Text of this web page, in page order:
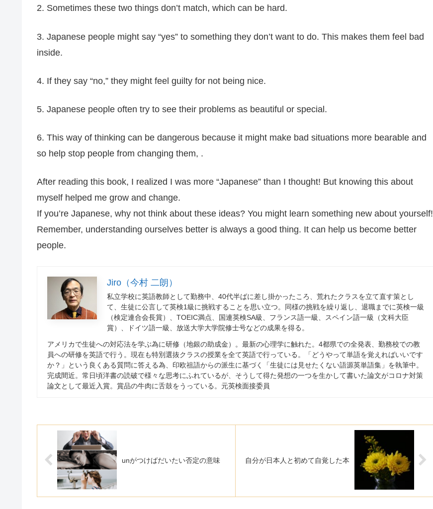
2. Sometimes these two things don’t match, which can be hard.
3. Japanese people might say “yes” to something they don’t want to do. This makes them feel bad
inside.
4. If they say “no,” they might feel guilty for not being nice.
5. Japanese people often try to see their problems as beautiful or special.
6. This way of thinking can be dangerous because it might make bad situations more bearable and
so help stop people from changing them, .
After reading this book, I realized I was more “Japanese” than I thought! But knowing this about
myself helped me grow and change.
If you’re Japanese, why not think about these ideas? You might learn something new about yourself!
Remember, understanding ourselves better is always a good thing. It can help us become better
people.
Jiro（今村 二朗）
私立学校に英語教師として勤務中、 40代半ばに差し掛かったころ、荒れたクラスを立て直す策とし
て、生徒に公言して英検1級に挑戦することを思い立つ。同様の挑戦を繰り返し、退職までに英検一級
（検定連合会長賞）、 TOEIC満点、国連英検SA級、フランス語一級、スペイン語一級（文科大臣
賞）、ドイツ語一級、放送大学大学院修士号などの成果を得る。
アメリカで生徒への対応法を学ぶ為に研修（地銀の助成金）。最新の心理学に触れた。 4都県での全発表、勤務校での教
員への研修を英語で行う。現在も特別選抜クラスの授業を全て英語で行っている。「どうやって単語を覚えればいいです
か？」という良くある質問に答える為、印欧祖語からの派生に基づく「生徒には見せたくない語源英単語集」を執筆中。
完成間近。常日頃洋書の読破で様々な思考にふれているが、そうして得た発想の一つを生かして書いた論文がコロナ対策
論文として最近入賞。賞品の牛肉に舌鼓をうっている。元英検面接委員
unがつけばだいたい否定の意味 自分が日本人と初めて自覚した本